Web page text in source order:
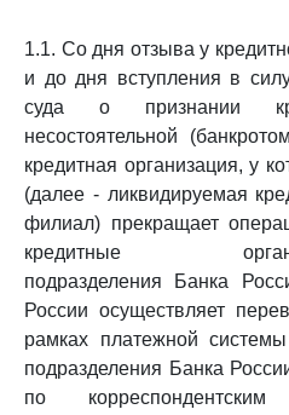
1.1. Со дня отзыва у
и до дня вступления в
суда о признании
несостоятельной
кредитная организация, у
(далее - ликвидируемая
филиал) прекращает
кредитные
подразделения Банка
России осуществляет
рамках платежной
подразделения Банка
по